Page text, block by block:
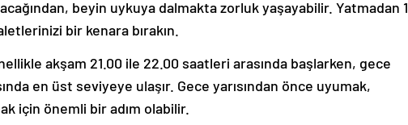
beyin uykuya dalmakta zorluk yaşayabilir. Yatmadan 1
bir kenara bırakın.
akşam 21.00 ile 22.00 saatleri arasında başlarken, gece
en üst seviyeye ulaşır. Gece yarısından önce uyumak,
için önemli bir adım olabilir.